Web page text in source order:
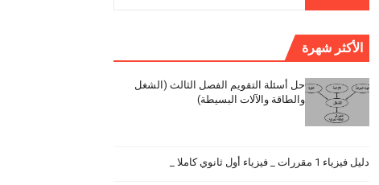
الأكثر شهرة
حل أسئلة التقويم الفصل الثالث (الشغل
والطاقة والآلات البسيطة)
دليل فيزياء 1 مقررات _ فيزياء أول ثانوي كاملا _